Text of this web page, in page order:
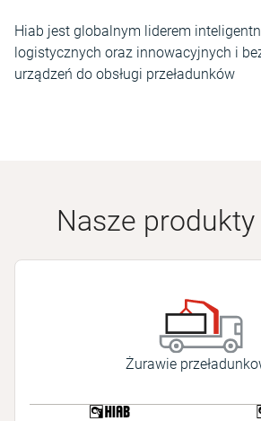
Hiab jest globalnym liderem
logistycznych oraz innowacyjnych i
urządzeń do obsługi przeładunków
Nasze
Żurawie